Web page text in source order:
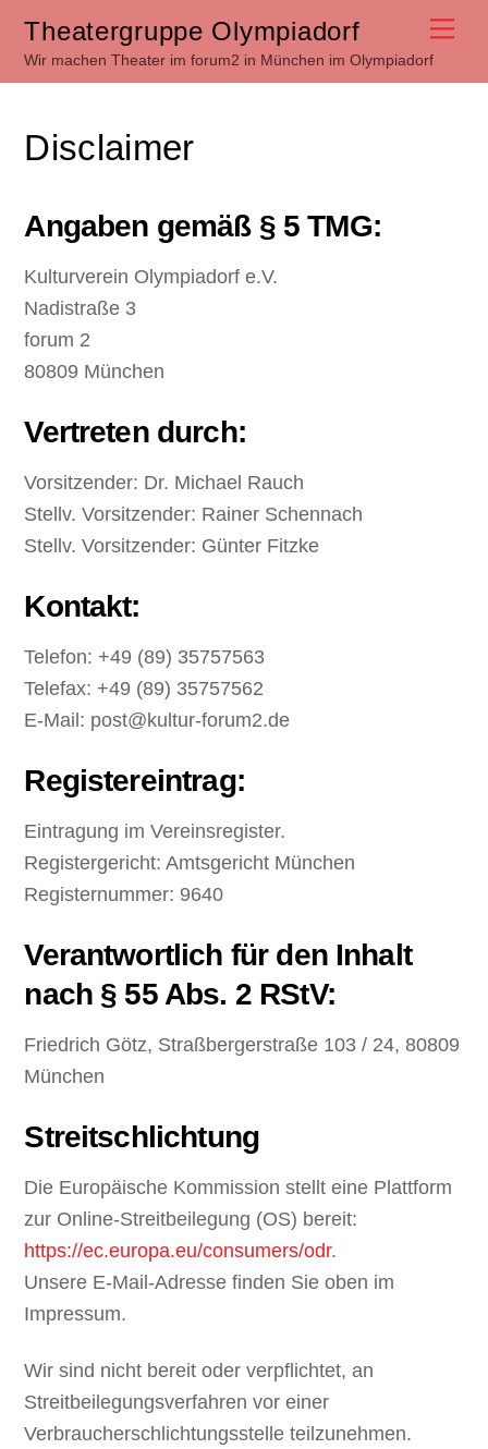
content
Theatergruppe Olympiadorf
Wir machen Theater im forum2 in München im Olympiadorf
Disclaimer
Angaben gemäß § 5 TMG:
Kulturverein Olympiadorf e.V.
Nadistraße 3
forum 2
80809 München
Vertreten durch:
Vorsitzender: Dr. Michael Rauch
Stellv. Vorsitzender: Rainer Schennach
Stellv. Vorsitzender: Günter Fitzke
Kontakt:
Telefon: +49 (89) 35757563
Telefax: +49 (89) 35757562
E-Mail: post@kultur-forum2.de
Registereintrag:
Eintragung im Vereinsregister.
Registergericht: Amtsgericht München
Registernummer: 9640
Verantwortlich für den Inhalt
nach § 55 Abs. 2 RStV:
Friedrich Götz, Straßbergerstraße 103 / 24, 80809
München
Streitschlichtung
Die Europäische Kommission stellt eine Plattform
zur Online-Streitbeilegung (OS) bereit:
https://ec.europa.eu/consumers/odr.
Unsere E-Mail-Adresse finden Sie oben im
Impressum.
Wir sind nicht bereit oder verpflichtet, an
Streitbeilegungsverfahren vor einer
Verbraucherschlichtungsstelle teilzunehmen.